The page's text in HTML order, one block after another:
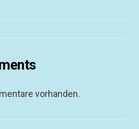
vorhanden.